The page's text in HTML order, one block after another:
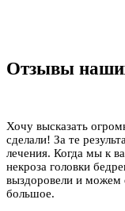
Отзывы
Хочу высказать
сделали! За те
лечения. Когда мы к
некроза головки
выздоровели и можем
большое.